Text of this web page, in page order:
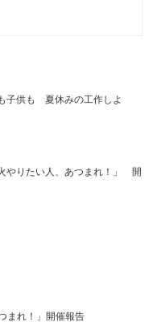
子供も 夏休みの工作しよ
やりたい人、あつまれ！」 開
まれ！」開催報告